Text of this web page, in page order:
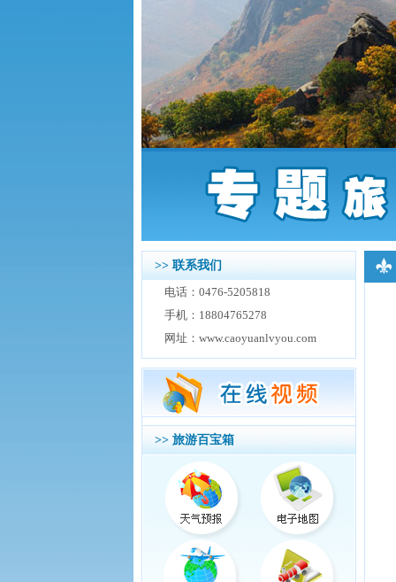
>> 联系我们
电话：0476-5205818
手机：18804765278
网址：www.caoyuanlvyou.com
>> 旅游百宝箱